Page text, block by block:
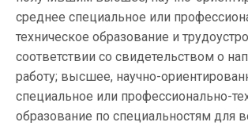
среднее специальное или
техническое образование и
соответствии со свидетельством о
работу; высшее, научно-
специальное или профессионально-
образование по специальностям для